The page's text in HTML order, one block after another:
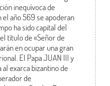
inequívoca de
año 569 se apoderan
ha sido capital del
título de «Señor de
en ocupar una gran
El Papa JUAN III y
exarca bizantino de
de